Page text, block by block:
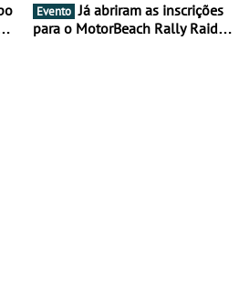
Evento Já abriram as inscrições
para o MotorBeach Rally Raid